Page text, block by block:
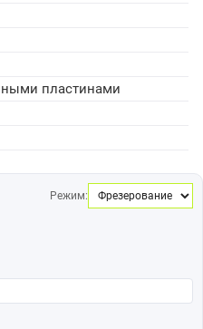
пластинами
Режим: